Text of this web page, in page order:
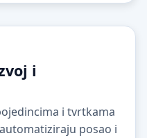
i
i tvrtkama
posao i